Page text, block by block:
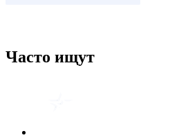
Часто ищут